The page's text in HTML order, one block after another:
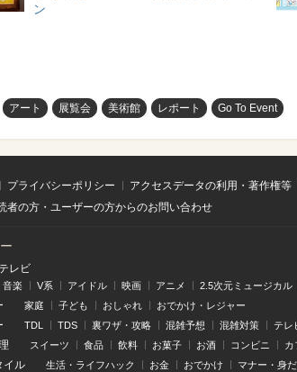
ン
アート 展覧会 美術館 レポート Go To Event
プライバシーポリシー アクセスデータの利用・著作権等
者の方・ユーザーの方からのお問い合わせ
レビ
音楽 V系 アイドル 映画 アニメ 2.5次元ミュージカル
家庭 子ども おしゃれ おでかけ・レジャー
TDL TDS 裏ワザ・攻略 混雑予想 混雑対策 テレ
スイーツ 食品 飲料 お菓子 お酒 コンビニ カ
イル 生活・ライフハック お金 おでかけ マナー・身